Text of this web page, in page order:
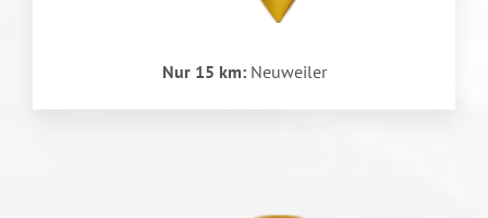
Nur 15 km: Neuweiler